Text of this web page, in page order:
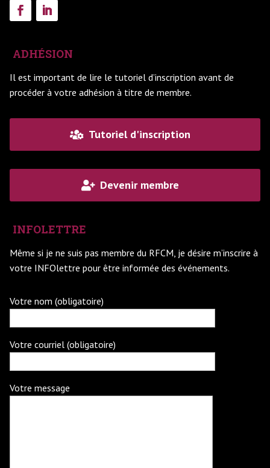
ADHÉSION
Il est important de lire le tutoriel d’inscription avant de
procéder à votre adhésion à titre de membre.
Tutoriel d'inscription
Devenir membre
INFOLETTRE
Même si je ne suis pas membre du RFCM, je désire m’inscrire à
votre INFOlettre pour être informée des événements.
Votre nom (obligatoire)
Votre courriel (obligatoire)
Votre message